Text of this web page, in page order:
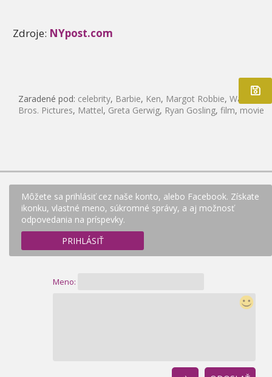
Zdroje: NYpost.com
Zaradené pod: celebrity, Barbie, Ken, Margot Robbie, Warner
Bros. Pictures, Mattel, Greta Gerwig, Ryan Gosling, film, movie
Môžete sa prihlásiť cez naše konto, alebo Facebook. Získate
ikonku, vlastné meno, súkromné správy, a aj možnosť
odpovedania na príspevky.
PRIHLÁSIŤ
Meno: